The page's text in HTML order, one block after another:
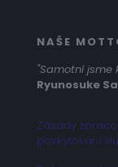
NAŠE
"Samotní jsme
Ryunosuke
Zásady
poskytování